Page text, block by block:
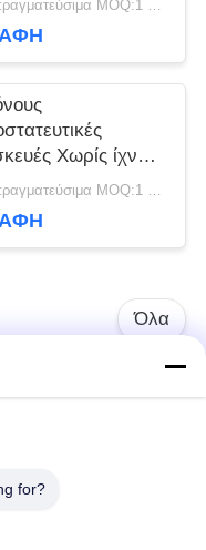
Διαπραγματεύσιμα MOQ:1 σύνολο/σύνολα
Χωρίς ίχνη
μεταφοράς
Διαπραγματεύσιμα MOQ:1 σύνολο/σύνολα
Όλα
κάρρο
αυτόματο
for?